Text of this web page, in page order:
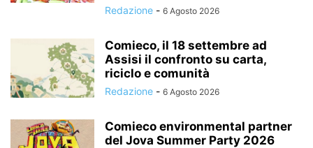
Redazione - 6 Agosto 2026
Comieco, il 18 settembre ad
Assisi il confronto su carta,
riciclo e comunità
Redazione - 6 Agosto 2026
Comieco environmental partner
del Jova Summer Party 2026